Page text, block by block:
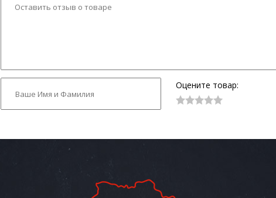
Оцените товар: